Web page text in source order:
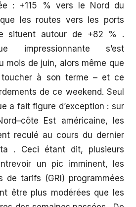
: +115 % vers le Nord du
les routes vers les ports
situent autour de +82 % .
impressionnante s’est
mois de juin, alors même que
toucher à son terme – et ce
de ce weekend. Seul
a fait figure d’exception : sur
Est américaine, les
reculé au cours du dernier
. Ceci étant dit, plusieurs
un pic imminent, les
de tarifs (GRI) programmées
être plus modérées que les